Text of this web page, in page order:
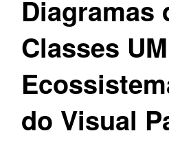
Diagramas
Classes
do Visual